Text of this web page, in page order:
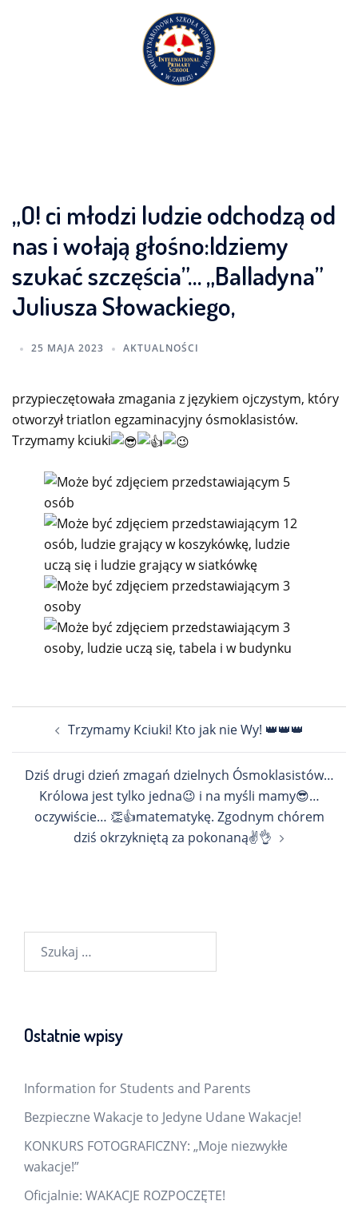
„O! ci młodzi ludzie odchodzą od
nas i wołają głośno:Idziemy
szukać szczęścia”… „Balladyna”
Juliusza Słowackiego,
25 MAJA 2023 AKTUALNOŚCI
przypieczętowała zmagania z językiem ojczystym, który
otworzył triatlon egzaminacyjny ósmoklasistów.
Trzymamy kciuki
Trzymamy Kciuki! Kto jak nie Wy! 👑👑👑
Dziś drugi dzień zmagań dzielnych Ósmoklasistów…
Królowa jest tylko jedna😉 i na myśli mamy😎…
oczywiście… 👏👍matematykę. Zgodnym chórem
dziś okrzykniętą za pokonaną✌️👌
Ostatnie wpisy
Information for Students and Parents
Bezpieczne Wakacje to Jedyne Udane Wakacje!
KONKURS FOTOGRAFICZNY: „Moje niezwykłe
wakacje!”
Oficjalnie: WAKACJE ROZPOCZĘTE!